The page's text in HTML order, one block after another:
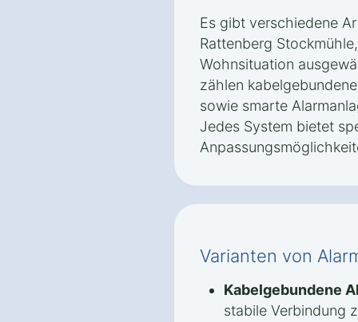
Es gibt verschiedene
Rattenberg
Wohnsituation
zählen
sowie smarte
Jedes System bietet
Varianten von
Kabelgebundene
stabile Verbindung